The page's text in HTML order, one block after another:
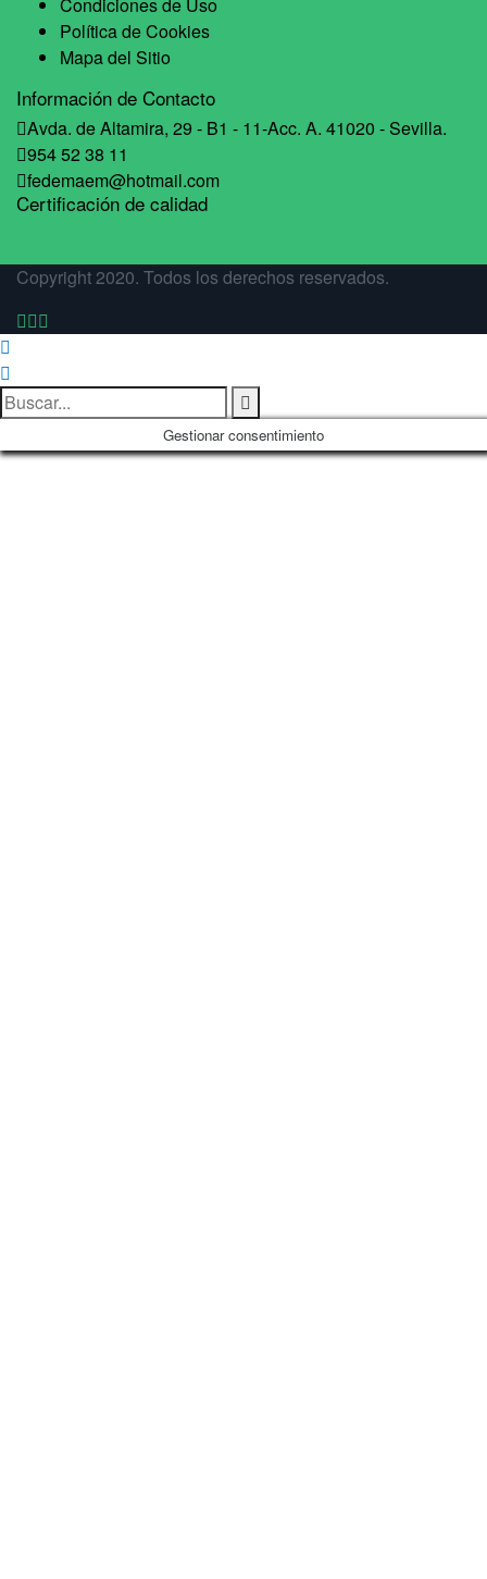
Política de Cookies
Mapa del Sitio
Información de Contacto
Avda. de Altamira, 29 - B1 - 11-Acc. A. 41020 - Sevilla.
954 52 38 11
fedemaem@hotmail.com
Certificación de calidad
Copyright 2020. Todos los derechos reservados.
Gestionar consentimiento